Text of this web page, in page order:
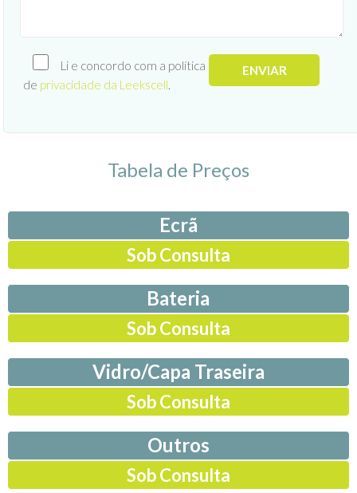
Li e concordo com a política
de privacidade da Leekscell.
Tabela de Preços
Ecrã
Sob Consulta
Bateria
Sob Consulta
Vidro/Capa Traseira
Sob Consulta
Outros
Sob Consulta